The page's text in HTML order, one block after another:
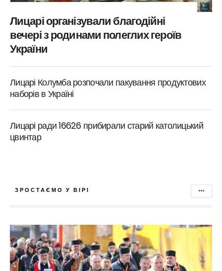
Лицарі організували благодійні
вечері з родинами полеглих героїв
України
Лицарі Колумба розпочали пакування продуктових
наборів в Україні
Лицарі ради 16626 прибирали старий католицький
цвинтар
ЗРОСТАЄМО У ВІРІ